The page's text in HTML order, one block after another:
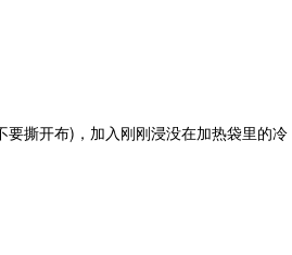
撕开布)，加入刚刚浸没在加热袋里的冷